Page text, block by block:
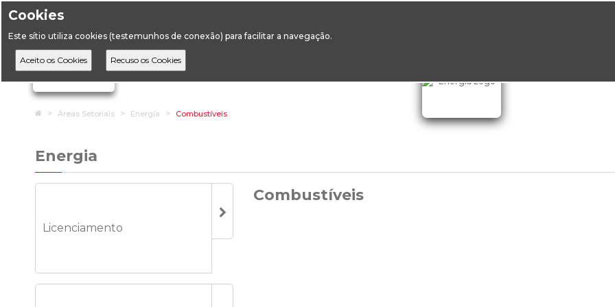
Cookies
Este sítio utiliza cookies (testemunhos de conexão) para facilitar a navegação.
Ignorar links de navegação
HomeÁreas Setoriais Energia Combustíveis
Energia
Licenciamento
Combustíveis